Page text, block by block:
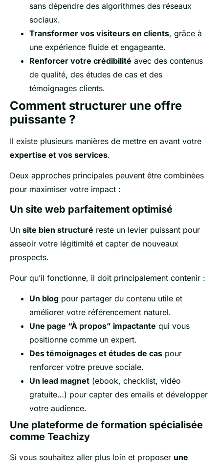
sans dépendre des algorithmes des réseaux
sociaux.
Transformer vos visiteurs en clients, grâce à
une expérience fluide et engageante.
Renforcer votre crédibilité avec des contenus
de qualité, des études de cas et des
témoignages clients.
Comment structurer une offre
puissante ?
Il existe plusieurs manières de mettre en avant votre
expertise et vos services.
Deux approches principales peuvent être combinées
pour maximiser votre impact :
Un site web parfaitement optimisé
Un site bien structuré reste un levier puissant pour
asseoir votre légitimité et capter de nouveaux
prospects.
Pour qu’il fonctionne, il doit principalement contenir :
Un blog pour partager du contenu utile et
améliorer votre référencement naturel.
Une page “À propos” impactante qui vous
positionne comme un expert.
Des témoignages et études de cas pour
renforcer votre preuve sociale.
Un lead magnet (ebook, checklist, vidéo
gratuite…) pour capter des emails et développer
votre audience.
Une plateforme de formation spécialisée
comme Teachizy
Si vous souhaitez aller plus loin et proposer une